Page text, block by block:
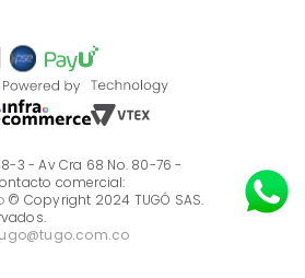
y restricciones Tugó S.A.S
muebles
3 - Av Cra 68 No. 80-76 -
comercial:
© Copyright 2024 TUGÓ SAS.